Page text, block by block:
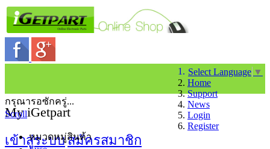
Select Language ▼
Home
Support
News
Login
Register
My iGetpart
เข้าสู่ระบบสมัครสมาชิก
กรุณารอซักครู่...
Scroll
หมวดหมู่สินค้า